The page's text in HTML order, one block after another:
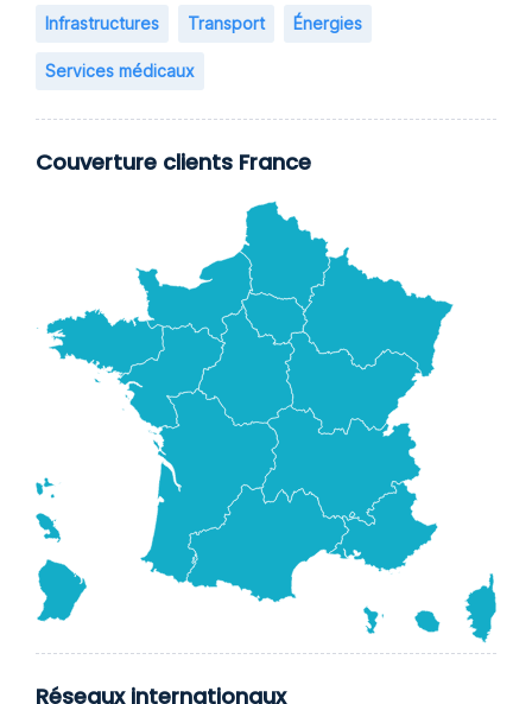
Infrastructures Transport Énergies
Services médicaux
Couverture clients France
Réseaux internationaux